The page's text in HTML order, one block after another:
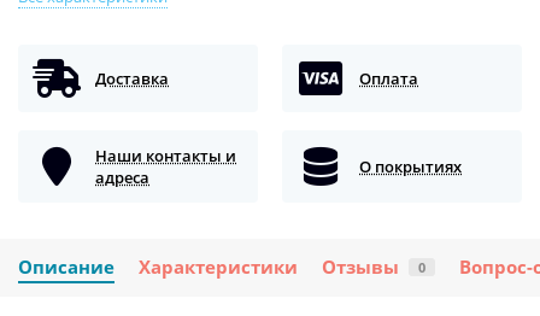
Доставка Оплата
Наши контакты и
адреса
О покрытиях
Описание Характеристики Отзывы 0 Вопрос-